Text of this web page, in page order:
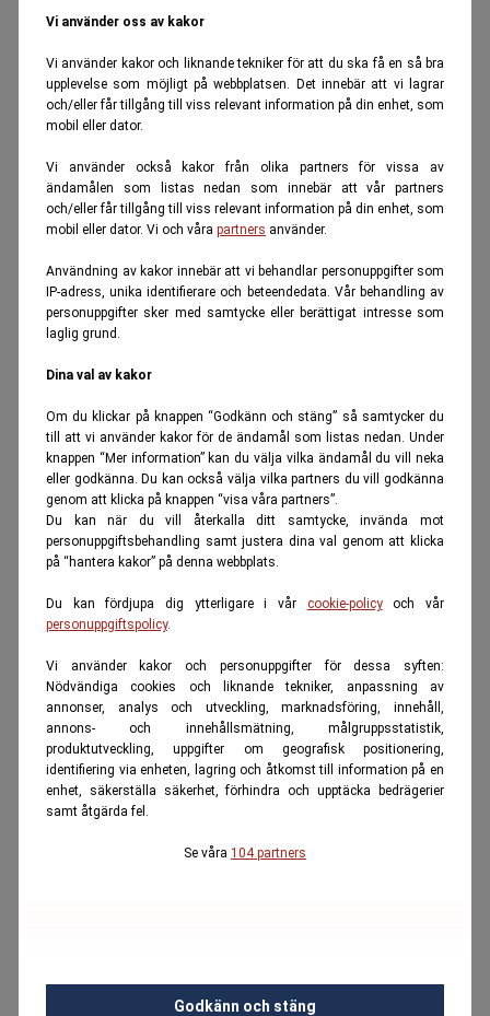
Vi använder oss av kakor
Vi använder kakor och liknande tekniker för att du ska få en så bra
upplevelse som möjligt på webbplatsen. Det innebär att vi lagrar
och/eller får tillgång till viss relevant information på din enhet, som
mobil eller dator.
Vi använder också kakor från olika partners för vissa av
ändamålen som listas nedan som innebär att vår partners
och/eller får tillgång till viss relevant information på din enhet, som
mobil eller dator. Vi och våra partners använder.
Användning av kakor innebär att vi behandlar personuppgifter som
IP-adress, unika identifierare och beteendedata. Vår behandling av
personuppgifter sker med samtycke eller berättigat intresse som
laglig grund.
Dina val av kakor
Om du klickar på knappen “Godkänn och stäng” så samtycker du
till att vi använder kakor för de ändamål som listas nedan. Under
knappen “Mer information” kan du välja vilka ändamål du vill neka
eller godkänna. Du kan också välja vilka partners du vill godkänna
genom att klicka på knappen “visa våra partners”.
Du kan när du vill återkalla ditt samtycke, invända mot
personuppgiftsbehandling samt justera dina val genom att klicka
på “hantera kakor” på denna webbplats.
Du kan fördjupa dig ytterligare i vår cookie-policyoch vår
personuppgiftspolicy.
Vi använder kakor och personuppgifter för dessa syften:
Nödvändiga cookies och liknande tekniker, anpassning av
annonser, analys och utveckling, marknadsföring, innehåll,
annons- och innehållsmätning, målgruppsstatistik,
produktutveckling, uppgifter om geografisk positionering,
identifiering via enheten, lagring och åtkomst till information på en
enhet, säkerställa säkerhet, förhindra och upptäcka bedrägerier
samt åtgärda fel.
Se våra 104 partners
Godkänn och stäng